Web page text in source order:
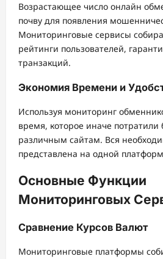
Возрастающее число онлайн
почву для появления
Мониторинговые сервисы
рейтинги пользователей,
транзакций.
Экономия Времени и
Используя мониторинг
время, которое иначе
различным сайтам. Вся
представлена на одной
Основные Функции
Мониторинговых
Сравнение Курсов Валют
Мониторинговые платформы